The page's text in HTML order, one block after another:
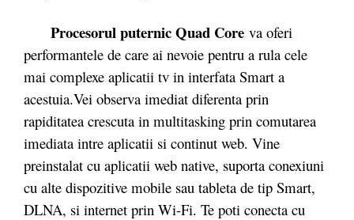
Procesorul puternic Quad Core va oferi
performantele de care ai nevoie pentru a rula cele
mai complexe aplicatii tv in interfata Smart a
acestuia.Vei observa imediat diferenta prin
rapiditatea crescuta in multitasking prin comutarea
imediata intre aplicatii si continut web. Vine
preinstalat cu aplicatii web native, suporta conexiuni
cu alte dispozitive mobile sau tableta de tip Smart,
DLNA, si internet prin Wi-Fi. Te poti conecta cu